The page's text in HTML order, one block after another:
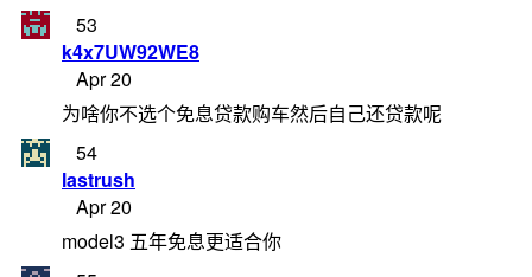
53
k4x7UW92WE8
Apr 20
为啥你不选个免息贷款购车然后自己还贷款呢
54
lastrush
Apr 20
model3 五年免息更适合你